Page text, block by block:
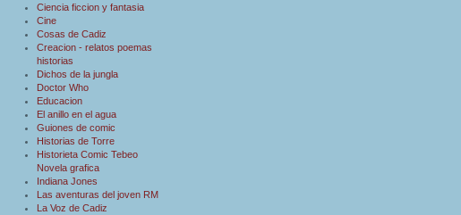
Ciencia ficcion y fantasia
Cine
Cosas de Cadiz
Creacion - relatos poemas
historias
Dichos de la jungla
Doctor Who
Educacion
El anillo en el agua
Guiones de comic
Historias de Torre
Historieta Comic Tebeo
Novela grafica
Indiana Jones
Las aventuras del joven RM
La Voz de Cadiz